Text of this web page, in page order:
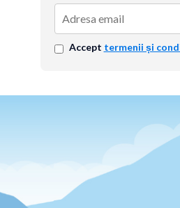
Accept termenii și